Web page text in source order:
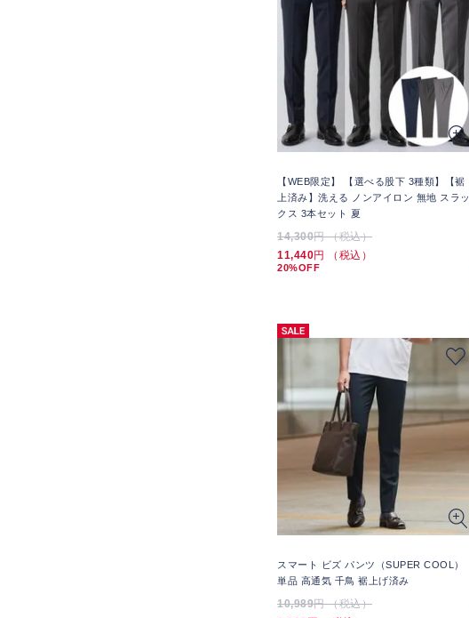
【WEB限定】 【選べる股下 3種類】【裾
上済み】洗える ノンアイロン 無地 スラッ
クス 3本セット 夏
14,300円 （税込）
11,440円 （税込）
20%OFF
スマート ビズ パンツ（SUPER COOL）
単品 高通気 千鳥 裾上げ済み
10,989円 （税込）